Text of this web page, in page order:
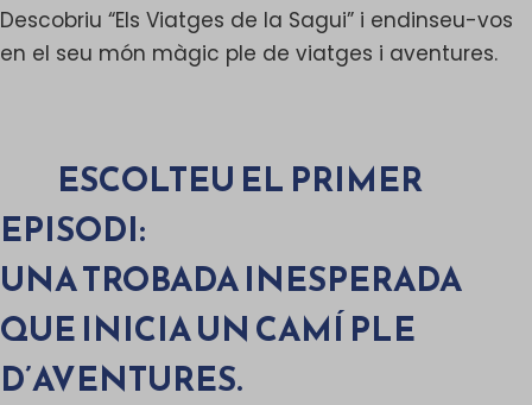
Descobriu “Els Viatges de la Sagui” i endinseu-vos
en el seu món màgic ple de viatges i aventures.
ESCOLTEU EL PRIMER
EPISODI:
UNA TROBADA INESPERADA
QUE INICIA UN CAMÍ PLE
D’AVENTURES.